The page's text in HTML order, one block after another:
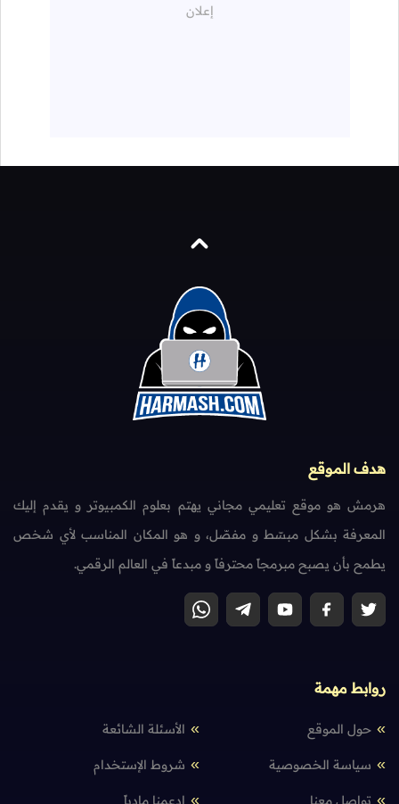
هدف الموقع
هرمش هو موقع تعليمي مجاني يهتم بعلوم الكمبيوتر و يقدم إليك
المعرفة بشكل مبسّط و مفصّل، و هو المكان المناسب لأي شخص
يطمح بأن يصبح مبرمجاً محترفاً و مبدعاً في العالم الرقمي.
روابط مهمة
حول الموقع الأسئلة الشائعة
سياسة الخصوصية شروط الإستخدام
تواصل معنا إدعمنا مادياً